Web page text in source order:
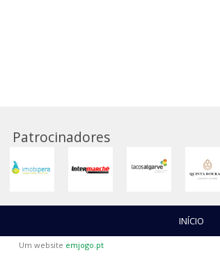
Patrocinadores
INÍCIO
Um website emjogo.pt